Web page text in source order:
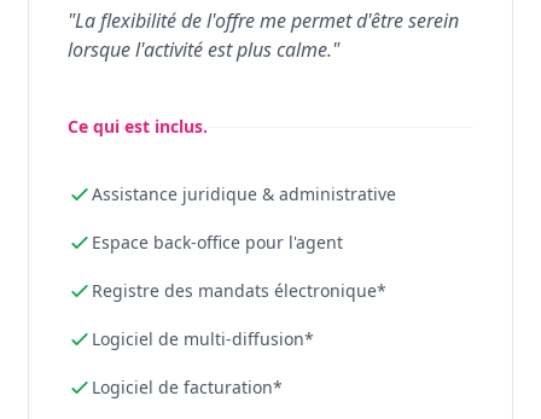
"La flexibilité de l'offre me permet d'être serein
lorsque l'activité est plus calme."
Ce qui est inclus.
Assistance juridique & administrative
Espace back-office pour l'agent
Registre des mandats électronique*
Logiciel de multi-diffusion*
Logiciel de facturation*